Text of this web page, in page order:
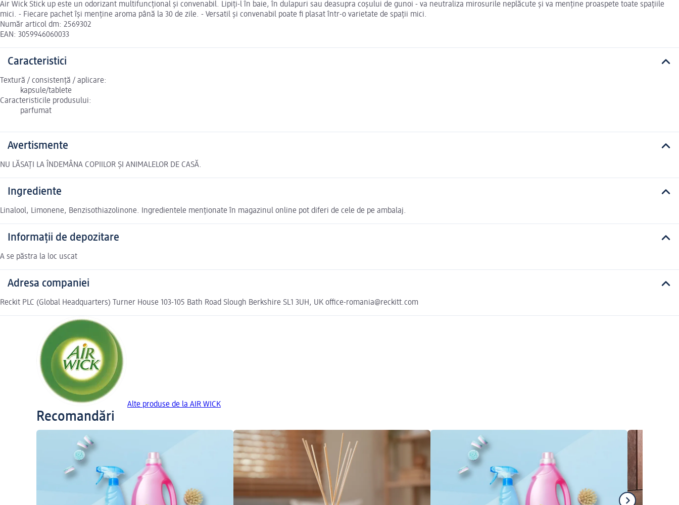
Air Wick Stick up este un odorizant multifuncțional și convenabil. Lipiți-l în baie, în dulapuri sau deasupra coșului de gunoi - va neutraliza mirosurile neplăcute și va menține proaspete toate spațiile
mici. - Fiecare pachet își menține aroma până la 30 de zile. - Versatil și convenabil poate fi plasat într-o varietate de spații mici.
Număr articol dm: 2569302
EAN: 3059946060033
Caracteristici
Textură / consistență / aplicare:
kapsule/tablete
Caracteristicile produsului:
parfumat
Avertismente
NU LĂSAȚI LA ÎNDEMÂNA COPIILOR ȘI ANIMALELOR DE CASĂ.
Ingrediente
Linalool, Limonene, Benzisothiazolinone. Ingredientele menționate în magazinul online pot diferi de cele de pe ambalaj.
Informații de depozitare
A se păstra la loc uscat
Adresa companiei
Reckit PLC (Global Headquarters) Turner House 103-105 Bath Road Slough Berkshire SL1 3UH, UK office-romania@reckitt.com
Alte produse de la AIR WICK
Recomandări